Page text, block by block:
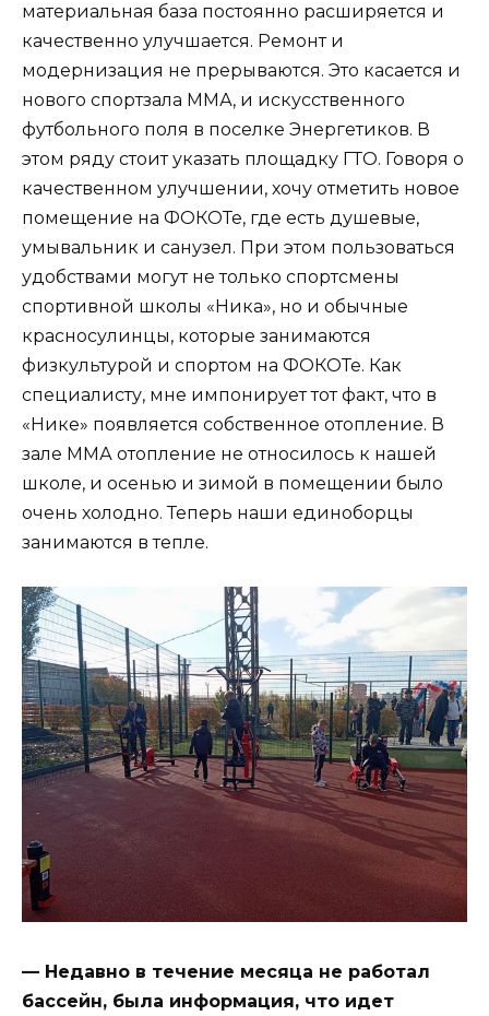
материальная база постоянно расширяется и
качественно улучшается. Ремонт и
модернизация не прерываются. Это касается и
нового спортзала ММА, и искусственного
футбольного поля в поселке Энергетиков. В
этом ряду стоит указать площадку ГТО. Говоря о
качественном улучшении, хочу отметить новое
помещение на ФОКОТе, где есть душевые,
умывальник и санузел. При этом пользоваться
удобствами могут не только спортсмены
спортивной школы «Ника», но и обычные
красносулинцы, которые занимаются
физкультурой и спортом на ФОКОТе. Как
специалисту, мне импонирует тот факт, что в
«Нике» появляется собственное отопление. В
зале ММА отопление не относилось к нашей
школе, и осенью и зимой в помещении было
очень холодно. Теперь наши единоборцы
занимаются в тепле.
— Недавно в течение месяца не работал
бассейн, была информация, что идет